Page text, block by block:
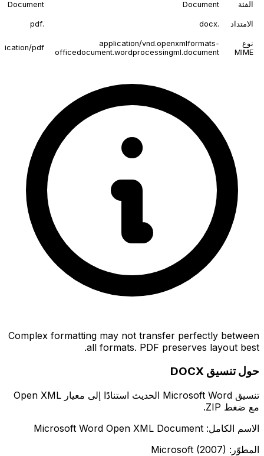
الفئة Document
Document
الامتداد .docx
.pdf
نوع
MIME
application/vnd.openxmlformats-
officedocument.wordprocessingml.document
pdf
Complex formatting may not transfer perfectly between
all formats. PDF preserves layout best.
حول تنسيق DOCX
تنسيق Microsoft Word الحديث استنادًا إلى معيار Open XML
مع ضغط ZIP.
الاسم الكامل: Microsoft Word Open XML Document
المطوّر: Microsoft (2007)